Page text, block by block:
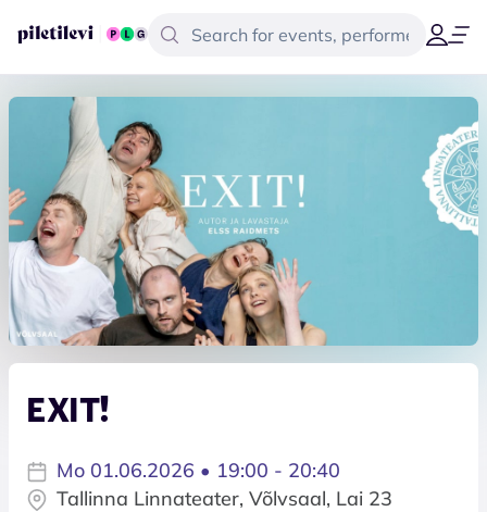
EXIT!
Mo 01.06.2026 • 19:00 - 20:40
Tallinna Linnateater, Võlvsaal, Lai 23